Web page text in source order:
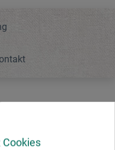
Cookies